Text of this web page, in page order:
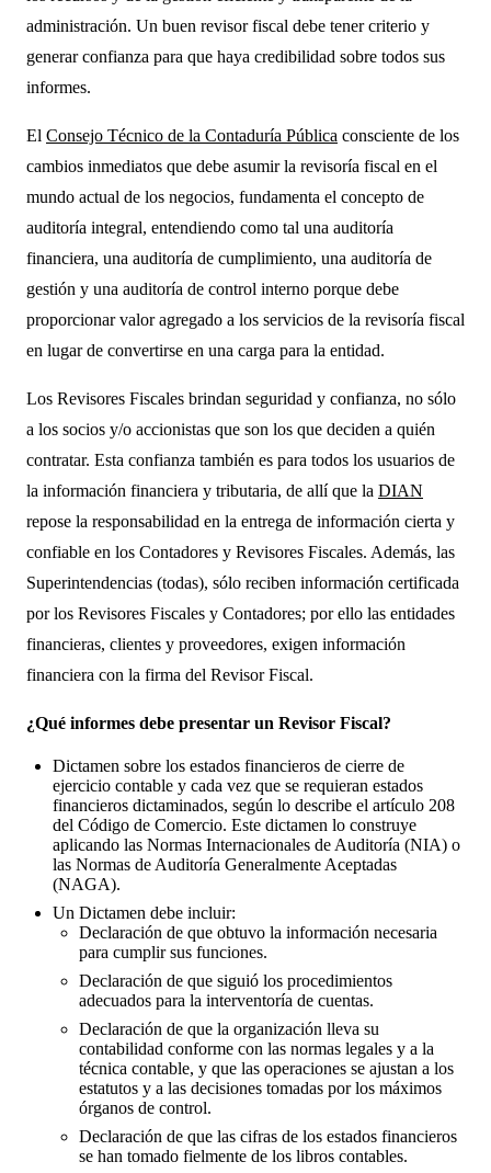
administración. Un buen revisor fiscal debe tener criterio y
generar confianza para que haya credibilidad sobre todos sus
informes.
El Consejo Técnico de la Contaduría Pública consciente de los
cambios inmediatos que debe asumir la revisoría fiscal en el
mundo actual de los negocios, fundamenta el concepto de
auditoría integral, entendiendo como tal una auditoría
financiera, una auditoría de cumplimiento, una auditoría de
gestión y una auditoría de control interno porque debe
proporcionar valor agregado a los servicios de la revisoría fiscal
en lugar de convertirse en una carga para la entidad.
Los Revisores Fiscales brindan seguridad y confianza, no sólo
a los socios y/o accionistas que son los que deciden a quién
contratar. Esta confianza también es para todos los usuarios de
la información financiera y tributaria, de allí que la DIAN
repose la responsabilidad en la entrega de información cierta y
confiable en los Contadores y Revisores Fiscales. Además, las
Superintendencias (todas), sólo reciben información certificada
por los Revisores Fiscales y Contadores; por ello las entidades
financieras, clientes y proveedores, exigen información
financiera con la firma del Revisor Fiscal.
¿Qué informes debe presentar un Revisor Fiscal?
Dictamen sobre los estados financieros de cierre de
ejercicio contable y cada vez que se requieran estados
financieros dictaminados, según lo describe el artículo 208
del Código de Comercio. Este dictamen lo construye
aplicando las Normas Internacionales de Auditoría (NIA) o
las Normas de Auditoría Generalmente Aceptadas
(NAGA).
Un Dictamen debe incluir:
Declaración de que obtuvo la información necesaria
para cumplir sus funciones.
Declaración de que siguió los procedimientos
adecuados para la interventoría de cuentas.
Declaración de que la organización lleva su
contabilidad conforme con las normas legales y a la
técnica contable, y que las operaciones se ajustan a los
estatutos y a las decisiones tomadas por los máximos
órganos de control.
Declaración de que las cifras de los estados financieros
se han tomado fielmente de los libros contables.